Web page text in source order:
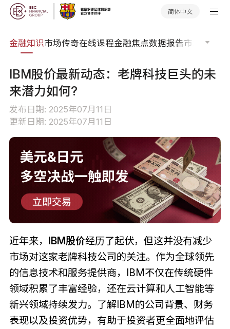
简体中文
金融知识市场传奇在线课程金融焦点数据报告市场分析
IBM股价最新动态：老牌科技巨头的未
来潜力如何?
发布日期: 2025年07月11日
更新日期: 2025年07月11日
近年来， IBM股价经历了起伏，但这并没有减少
市场对这家老牌科技公司的关注。作为全球领先
的信息技术和服务提供商，IBM不仅在传统硬件
领域积累了丰富经验，还在云计算和人工智能等
新兴领域持续发力。了解IBM的公司背景、财务
表现以及投资优势，有助于投资者更全面地评估